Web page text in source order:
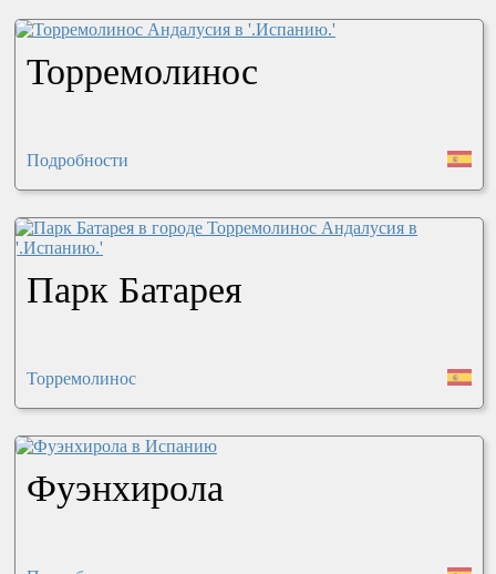
Торремолинос
Подробности
Парк Батарея
Торремолинос
Фуэнхирола